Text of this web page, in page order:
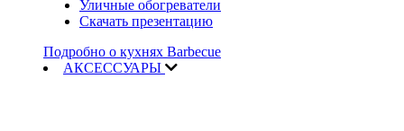
Уличные обогреватели
Скачать презентацию
Подробно о кухнях Barbecue
АКСЕССУАРЫ